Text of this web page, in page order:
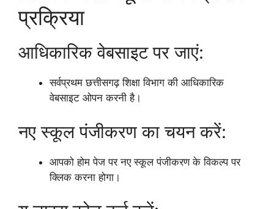
प्रक्रिया
आधिकारिक वेबसाइट पर जाएं:
सर्वप्रथम छत्तीसगढ़ शिक्षा विभाग की आधिकारिक
वेबसाइट ओपन करनी है।
नए स्कूल पंजीकरण का चयन करें:
आपको होम पेज पर नए स्कूल पंजीकरण के विकल्प पर
क्लिक करना होगा।